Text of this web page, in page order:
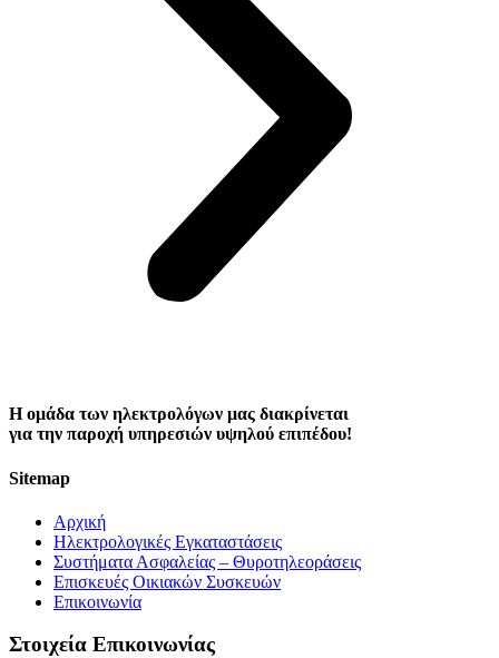
Η ομάδα των ηλεκτρολόγων μας διακρίνεται
για την παροχή υπηρεσιών υψηλού επιπέδου!
Sitemap
Αρχική
Ηλεκτρολογικές Εγκαταστάσεις
Συστήματα Ασφαλείας – Θυροτηλεοράσεις
Επισκευές Οικιακών Συσκευών
Επικοινωνία
Στοιχεία Επικοινωνίας